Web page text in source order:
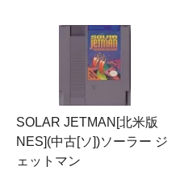
SOLAR JETMAN[北米版
NES](中古[ソ])ソーラー ジ
ェットマン